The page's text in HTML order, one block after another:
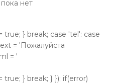
нет
true; } break; case 'tel': case
= 'Пожалуйста
= '
true; } break; } }); if(error)